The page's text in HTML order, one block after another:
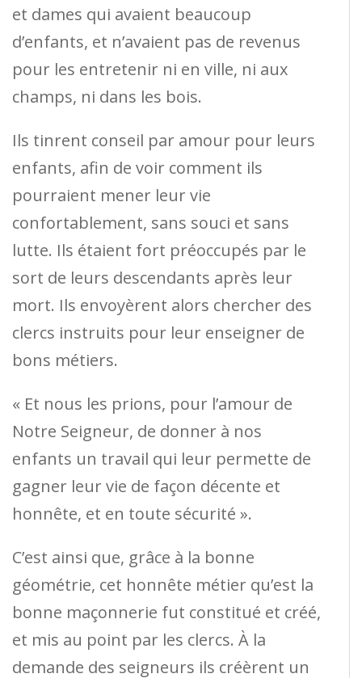
et dames qui avaient beaucoup
d’enfants, et n’avaient pas de revenus
pour les entretenir ni en ville, ni aux
champs, ni dans les bois.
Ils tinrent conseil par amour pour leurs
enfants, afin de voir comment ils
pourraient mener leur vie
confortablement, sans souci et sans
lutte. Ils étaient fort préoccupés par le
sort de leurs descendants après leur
mort. Ils envoyèrent alors chercher des
clercs instruits pour leur enseigner de
bons métiers.
« Et nous les prions, pour l’amour de
Notre Seigneur, de donner à nos
enfants un travail qui leur permette de
gagner leur vie de façon décente et
honnête, et en toute sécurité ».
C’est ainsi que, grâce à la bonne
géométrie, cet honnête métier qu’est la
bonne maçonnerie fut constitué et créé,
et mis au point par les clercs. À la
demande des seigneurs ils créèrent un